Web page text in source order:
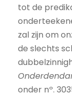
tot de
zal zijn om
de slechts
onder nº.